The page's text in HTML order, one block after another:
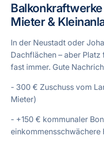
Mieter &
In der Neustadt oder
Dachflächen – aber
fast immer. Gute
- 300 € Zuschuss vom
Mieter)
- +150 € kommunaler
einkommensschwächere